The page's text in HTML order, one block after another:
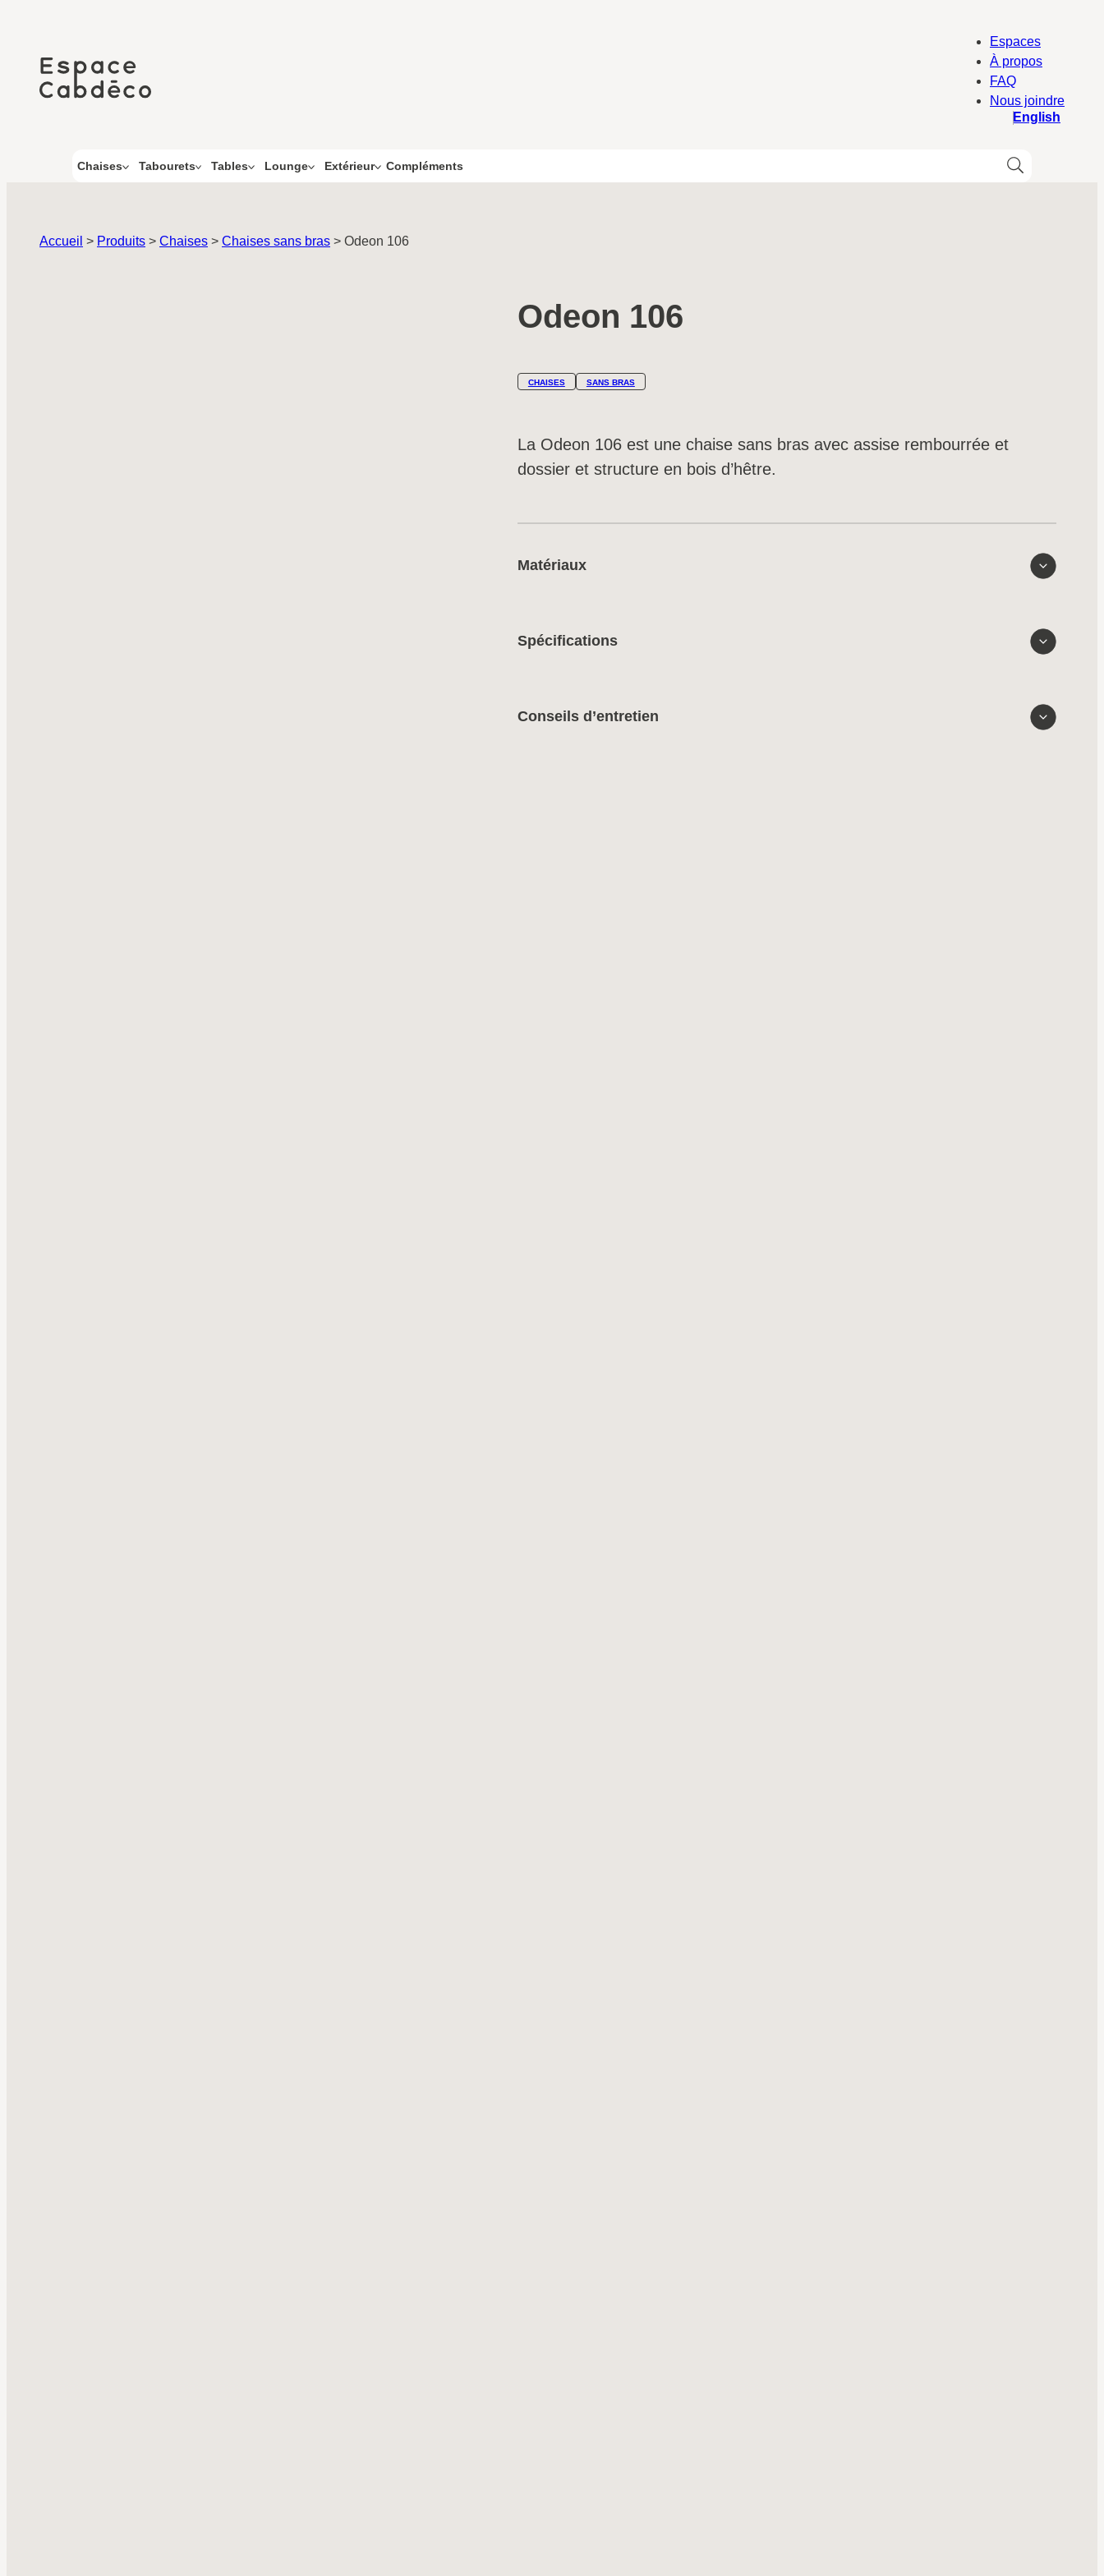
contenu
Espaces
À propos
FAQ
Nous joindre
English
Chaises Tabourets Tables Lounge Extérieur Compléments
Accueil > Produits > Chaises > Chaises sans bras > Odeon 106
Odeon 106
CHAISES SANS BRAS
La Odeon 106 est une chaise sans bras avec assise rembourrée et
dossier et structure en bois d’hêtre.
Matériaux
Spécifications
Conseils d’entretien